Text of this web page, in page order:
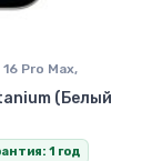
Pro Max,
(Белый
1 год